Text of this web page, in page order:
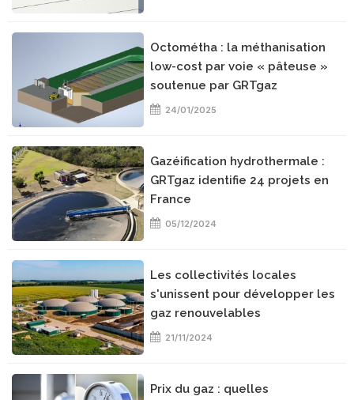
Octométha : la méthanisation
low-cost par voie « pâteuse »
soutenue par GRTgaz
24/01/2025
Gazéification hydrothermale :
GRTgaz identifie 24 projets en
France
05/12/2024
Les collectivités locales
s'unissent pour développer les
gaz renouvelables
21/11/2024
Prix du gaz : quelles